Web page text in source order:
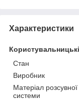
Характеристики
Стан
Виробник
Матеріал розсувної
системи